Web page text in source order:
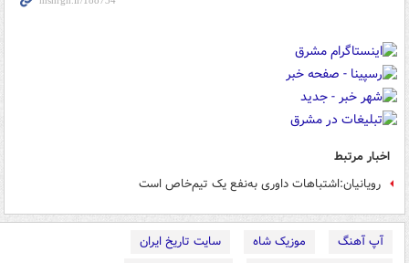
اخبار مرتبط
رویانیان:اشتباهات داوری به‌نفع یک تیم‌خاص است
آپ آهنگ موزیک شاه
سایت تاریخ ایران